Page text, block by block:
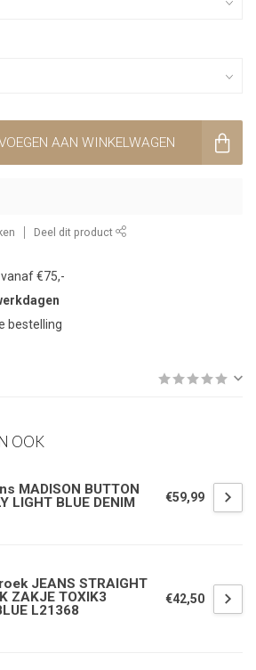
AAN WINKELWAGEN
Deel dit product
vanaf €75,-
bestelling
OOK
MADISON BUTTON
LIGHT BLUE DENIM
€59,99
JEANS STRAIGHT
ZAKJE TOXIK3
L21368
€42,50